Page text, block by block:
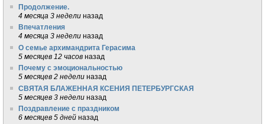
Продолжение.
4 месяца 3 недели назад
Впечатления
4 месяца 3 недели назад
О семье архимандрита Герасима
5 месяцев 12 часов назад
Почему с эмоциональностью
5 месяцев 2 недели назад
СВЯТАЯ БЛАЖЕННАЯ КСЕНИЯ ПЕТЕРБУРГСКАЯ
5 месяцев 3 недели назад
Поздравление с праздником
6 месяцев 5 дней назад